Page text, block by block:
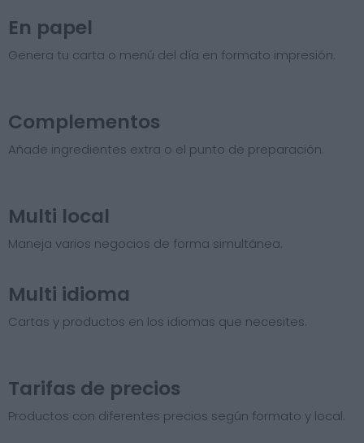
En papel
Genera tu carta o menú del día en formato impresión.
Complementos
Añade ingredientes extra o el punto de preparación.
Multi local
Maneja varios negocios de forma simultánea.
Multi idioma
Cartas y productos en los idiomas que necesites.
Tarifas de precios​
Productos con diferentes precios según formato y local.